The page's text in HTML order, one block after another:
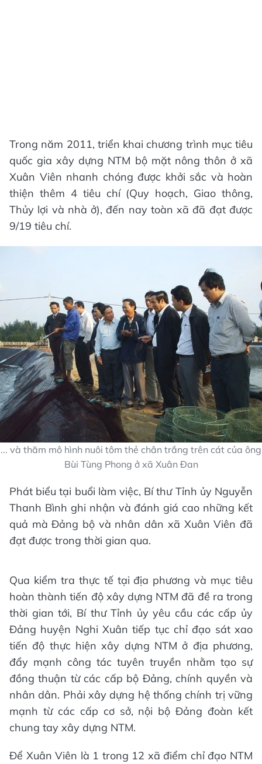
Trong năm 2011, triển khai chương trình mục tiêu
quốc gia xây dựng NTM bộ mặt nông thôn ở xã
Xuân Viên nhanh chóng được khởi sắc và hoàn
thiện thêm 4 tiêu chí (Quy hoạch, Giao thông,
Thủy lợi và nhà ở), đến nay toàn xã đã đạt được
9/19 tiêu chí.
... và thăm mô hình nuôi tôm thẻ chân trắng trên cát của ông
Bùi Tùng Phong ở xã Xuân Đan
Phát biểu tại buổi làm việc, Bí thư Tỉnh ủy Nguyễn
Thanh Bình ghi nhận và đánh giá cao những kết
quả mà Đảng bộ và nhân dân xã Xuân Viên đã
đạt được trong thời gian qua.
Qua kiểm tra thực tế tại địa phương và mục tiêu
hoàn thành tiến độ xây dựng NTM đã đề ra trong
thời gian tới, Bí thư Tỉnh ủy yêu cầu các cấp ủy
Đảng huyện Nghi Xuân tiếp tục chỉ đạo sát xao
tiến độ thực hiện xây dựng NTM ở địa phương,
đẩy mạnh công tác tuyên truyền nhằm tạo sự
đồng thuận từ các cấp bộ Đảng, chính quyền và
nhân dân. Phải xây dựng hệ thống chính trị vững
mạnh từ các cấp cơ sở, nội bộ Đảng đoàn kết
chung tay xây dựng NTM.
Để Xuân Viên là 1 trong 12 xã điểm chỉ đạo NTM